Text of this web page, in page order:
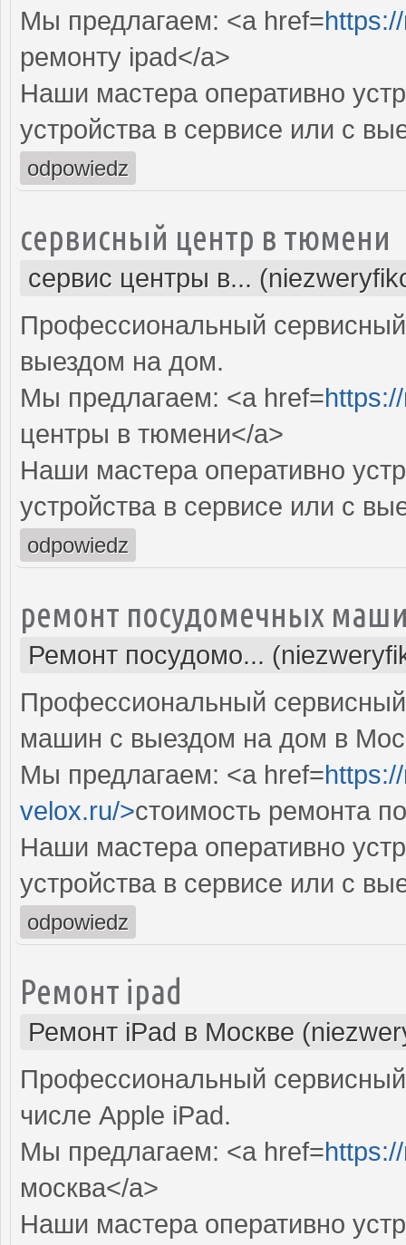
Мы предлагаем: <a href=
ремонту ipad</a>
Наши мастера оперативно
устройства в сервисе или с
odpowiedz
сервисный центр в тюмени
сервис центры в...
Профессиональный
выездом на дом.
Мы предлагаем: <a href=
центры в тюмени</a>
Наши мастера оперативно
устройства в сервисе или с
odpowiedz
ремонт посудомечных
Ремонт посудомо...
Профессиональный
машин с выездом на дом в
Мы предлагаем: <a href=
velox.ru/>стоимость ремонта
Наши мастера оперативно
устройства в сервисе или с
odpowiedz
Ремонт ipad
Ремонт iPad в Москве
Профессиональный
числе Apple iPad.
Мы предлагаем: <a href=
москва</a>
Наши мастера оперативно